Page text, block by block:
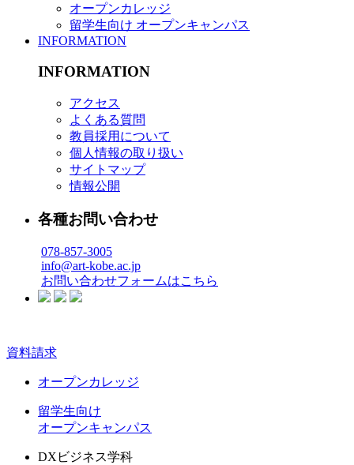
オープンカレッジ
留学生向け オープンキャンパス
INFORMATION
INFORMATION
アクセス
よくある質問
教員採用について
個人情報の取り扱い
サイトマップ
情報公開
各種お問い合わせ
078-857-3005
info@art-kobe.ac.jp
お問い合わせフォームはこちら
資料請求
オープンカレッジ
留学生向け
オープンキャンパス
DXビジネス学科